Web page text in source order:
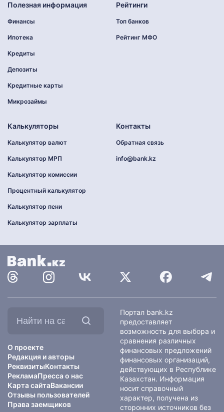
Полезная информация
Финансы
Ипотека
Кредиты
Депозиты
Кредитные карты
Микрозаймы
Рейтинги
Топ банков
Рейтинг МФО
Калькуляторы
Калькулятор валют
Калькулятор МРП
Калькулятор комиссии
Процентный калькулятор
Калькулятор пени
Калькулятор зарплаты
Контакты
Обратная связь
info@bank.kz
О проекте
Редакция и авторы
РеквизитыКонтакты
РекламаПресса о нас
Карта сайтаВакансии
Отзывы пользователей
Права заемщиков
Портал bank.kz
предоставляет
возможность для выбора и
сравнения различных
финансовых предложений
финансовых организаций,
действующих в Республике
Казахстан. Информация
носит справочный
характер, получена из
сторонних источников без